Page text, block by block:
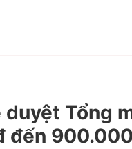
Tổng